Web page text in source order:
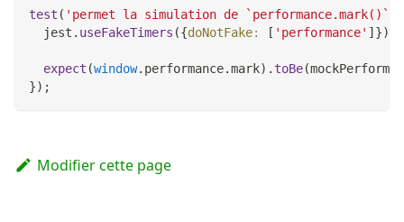
test ( 'permet la simulation de `performance.mark()`'
  jest
. useFakeTimers ({doNotFake: [ 'performance' ]})
expect (window. performance.mark) . toBe(
}) ;
Modifier cette page